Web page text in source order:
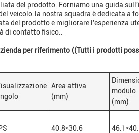
del prodotto. Forniamo una guida
veicolo.la nostra squadra è dedicata a
del prodotto e migliorare l'esperienza
di contatto fisico..
per riferimento ((Tutti i prodotti
Area attiva
(mm)
modulo
(mm)
40.8*30.6